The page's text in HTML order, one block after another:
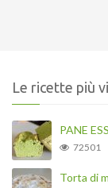
Le ricette più
PANE
72501
Torta di